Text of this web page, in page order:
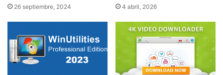
26 septiembre, 2024 4 abril, 2026